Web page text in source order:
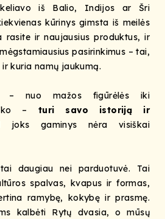
iš Balio, Indijos ar Šri
kūrinys gimsta iš meilės
rasite ir naujausius produktus, ir
pasirinkimus – tai,
kuria namų jaukumą.
– nuo mažos figūrėlės iki
– turi savo istoriją ir
joks gaminys nėra visiškai
daugiau nei parduotuvė. Tai
spalvas, kvapus ir formas,
ramybę, kokybę ir prasmę.
kalbėti Rytų dvasia, o mūsų